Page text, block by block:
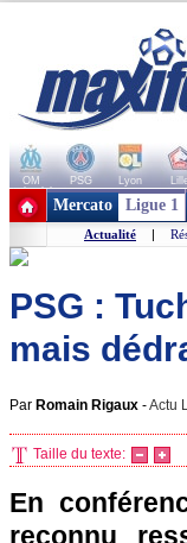
OM PSG Lyon
+ de clubs
Mercato Ligue 1
Actualité |
PSG :
mais
Par Romain Rigaux -Actu
Taille du texte:
En
reconnu